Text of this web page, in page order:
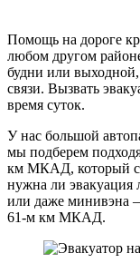
Помощь на дороге
любом другом
будни или выходной,
связи. Вызвать
время суток.
У нас большой
мы подберем
км МКАД, который
нужна ли эвакуация
или даже минивэна
61-м км МКАД.